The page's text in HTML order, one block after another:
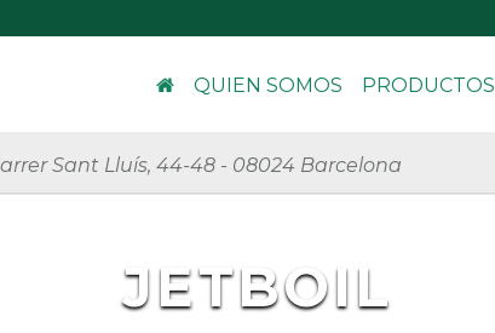
QUIEN SOMOS PRODUCTOS
Sant Lluís, 44-48 - 08024 Barcelona
JETBOIL